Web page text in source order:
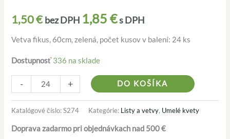
1,50€ bez DPH 1,85€s DPH
Vetva fikus, 60cm, zelená, počet kusov v balení: 24 ks
Dostupnosť 336 na sklade
- + DO KOŠÍKA
Katalógové číslo:S274 Kategórie: Listy a vetvy, Umelé kvety
Doprava zadarmo pri objednávkach nad 500 €